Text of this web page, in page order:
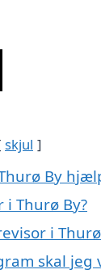
skjul
By
i Thurø By?
i Thurø
skal